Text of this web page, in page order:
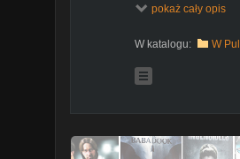
się pokrzyżować im
wyznacza im misje
pokaż cały opis
W katalogu: W